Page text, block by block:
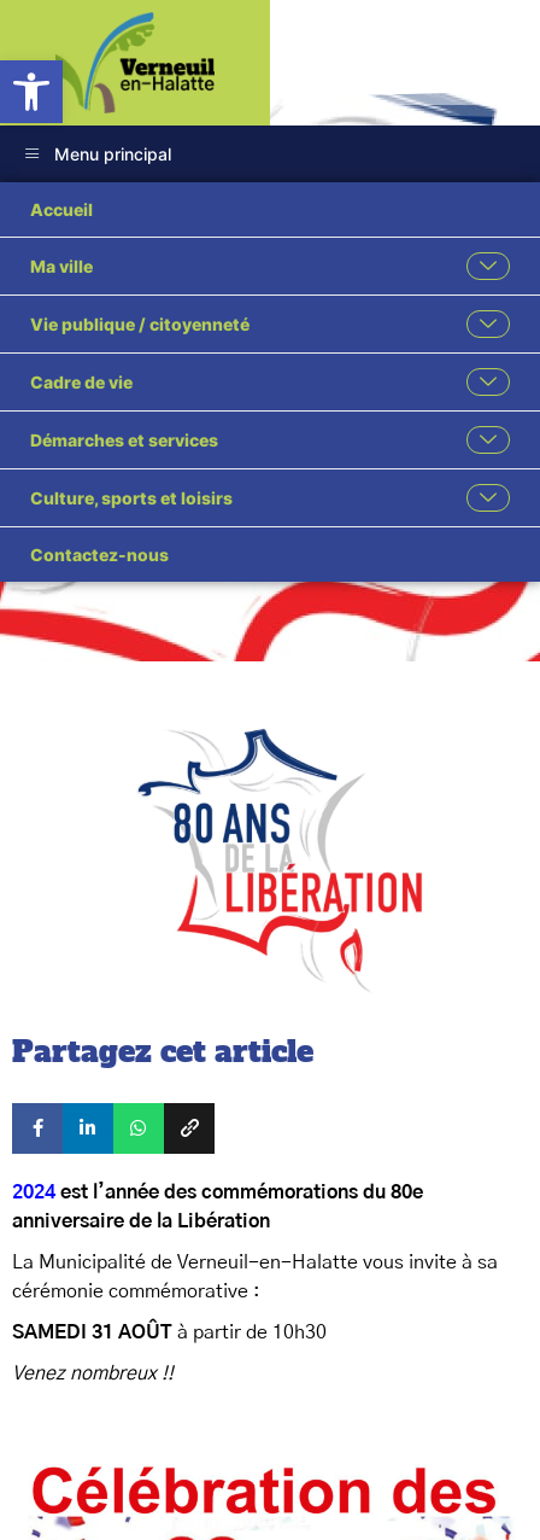
Ouvrir la barre d’outils
Menu principal
Accueil
Ma ville
Vie publique / citoyenneté
Cadre de vie
Démarches et services
Culture, sports et loisirs
Contactez-nous
Commémoration
Libération de
Verneuil-en-Halatte
31 août
Commémoration Libération de Verneuil-en-Halatte 31
Partagez cet article
2024 est l’année des commémorations du 80e
anniversaire de la Libération
La Municipalité de Verneuil-en-Halatte vous invite à sa
cérémonie commémorative :
SAMEDI 31 AOÛT à partir de 10h30
Venez nombreux !!